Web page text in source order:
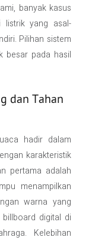
banyak kasus
listrik yang asal-
Pilihan sistem
besar pada hasil
dan Tahan
hadir dalam
karakteristik
pertama adalah
menampilkan
warna yang
digital di
Kelebihan